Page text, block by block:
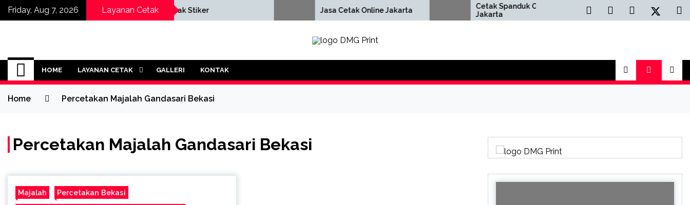
SkipFriday, Aug 7, 2026 Layanan Cetak
Pembuatan
Profile Cetak
Cetak Stiker Jasa Cetak Online Jakarta
Cetak Spanduk Online
Jakarta
Cetak Buku Yasin
Jasa Cetak Online DMG Printing
HOME LAYANAN CETAK GALLERI KONTAK
Home Percetakan Majalah Gandasari Bekasi
Percetakan Majalah Gandasari Bekasi
Majalah Percetakan Bekasi